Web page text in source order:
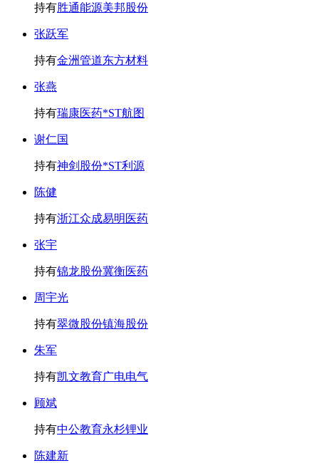
持有胜通能源美邦股份
张跃军
持有金洲管道东方材料
张燕
持有瑞康医药*ST航图
谢仁国
持有神剑股份*ST利源
陈健
持有浙江众成易明医药
张宇
持有锦龙股份冀衡医药
周宇光
持有翠微股份镇海股份
朱军
持有凯文教育广电电气
顾斌
持有中公教育永杉锂业
陈建新